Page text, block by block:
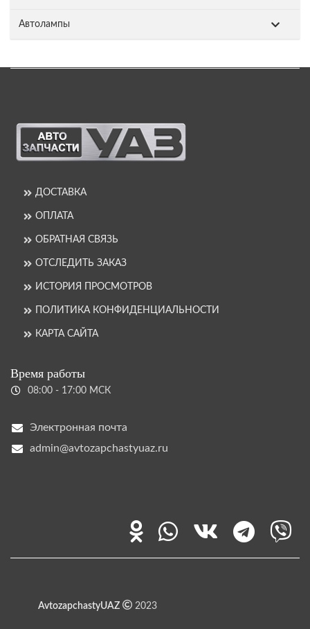
Автолампы
ДОСТАВКА
ОПЛАТА
ОБРАТНАЯ СВЯЗЬ
ОТСЛЕДИТЬ ЗАКАЗ
ИСТОРИЯ ПРОСМОТРОВ
ПОЛИТИКА КОНФИДЕНЦИАЛЬНОСТИ
КАРТА САЙТА
Время работы
08:00 - 17:00 МСК
Электронная почта
admin@avtozapchastyuaz.ru
AvtozapchastyUAZ 2023